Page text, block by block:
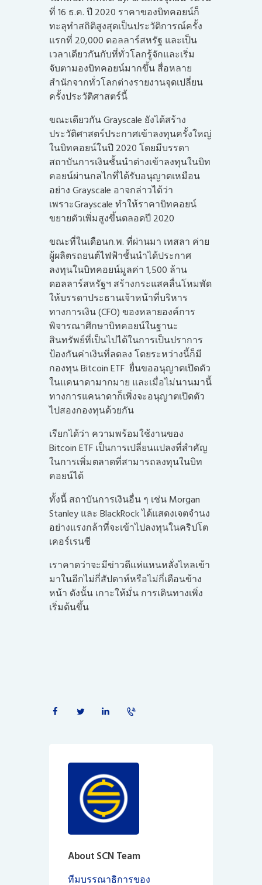
ที่ 16 ธ.ค. ปี 2020 ราคาของบิทคอยน์ก็
ทะลุทำสถิติสูงสุดเป็นประวัติการณ์ครั้ง
แรกที่ 20,000 ดอลลาร์สหรัฐ และเป็น
เวลาเดียวกันกับที่ทั่วโลกรู้จักและเริ่ม
จับตามองบิทคอยน์มากขึ้น สื่อหลาย
สำนักจากทั่วโลกต่างรายงานจุดเปลี่ยน
ครั้งประวัติศาสตร์นี้
ขณะเดียวกัน Grayscale ยังได้สร้าง
ประวัติศาสตร์ประกาศเข้าลงทุนครั้งใหญ่
ในบิทคอยน์ในปี 2020 โดยมีบรรดา
สถาบันการเงินชั้นนำต่างเข้าลงทุนในบิท
คอยน์ผ่านกลไกที่ได้รับอนุญาตเหมือน
อย่าง Grayscale อาจกล่าวได้ว่า
เพราะGrayscale ทำให้ราคาบิทคอยน์
ขยายตัวเพิ่มสูงขึ้นตลอดปี 2020
ขณะที่ในเดือนก.พ. ที่ผ่านมา เทสลา ค่าย
ผู้ผลิตรถยนต์ไฟฟ้าชั้นนำได้ประกาศ
ลงทุนในบิทคอยน์มูลค่า 1,500 ล้าน
ดอลลาร์สหรัฐฯ สร้างกระแสคลื่นโหมพัด
ให้บรรดาประธานเจ้าหน้าที่บริหาร
ทางการเงิน (CFO) ของหลายองค์การ
พิจารณาศึกษาบิทคอยน์ในฐานะ
สินทรัพย์ที่เป็นไปได้ในการเป็นปราการ
ป้องกันค่าเงินที่ลดลง โดยระหว่างนี้ก็มี
กองทุน Bitcoin ETF ยื่นขออนุญาตเปิดตัว
ในแคนาดามากมาย และเมื่อไม่นานมานี้
ทางการแคนาดาก็เพิ่งจะอนุญาตเปิดตัว
ไปสองกองทุนด้วยกัน
เรียกได้ว่า ความพร้อมใช้งานของ
Bitcoin ETF เป็นการเปลี่ยนแปลงที่สำคัญ
ในการเพิ่มตลาดที่สามารถลงทุนในบิท
คอยน์ได้
ทั้งนี้ สถาบันการเงินอื่น ๆ เช่น Morgan
Stanley และ BlackRock ได้แสดงเจตจำนง
อย่างแรงกล้าที่จะเข้าไปลงทุนในคริปโต
เคอร์เรนซี
เราคาดว่าจะมีข่าวดีแห่แหนหลั่งไหลเข้า
มาในอีกไม่กี่สัปดาห์หรือไม่กี่เดือนข้าง
หน้า ดังนั้น เกาะให้มั่น การเดินทางเพิ่ง
เริ่มต้นขึ้น
About SCN Team
ทีมบรรณาธิการของ